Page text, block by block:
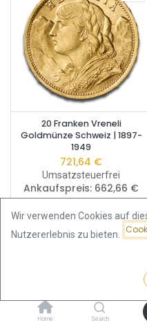
Home Search
20 Franken Vreneli
Goldmünze Schweiz | 1897-
1949
721,64 €
Umsatzsteuerfrei
Ankaufspreis: 662,66 €
Wir verwenden Cookies auf
Nutzererlebnis zu bieten.